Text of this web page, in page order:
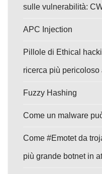
sulle vulnerabilità:
APC Injection
Pillole di Ethical
ricerca più pericoloso
Fuzzy Hashing
Come un malware
Come #Emotet da
più grande botnet in